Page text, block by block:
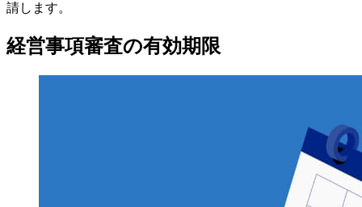
請します。
経営事項審査の有効期限